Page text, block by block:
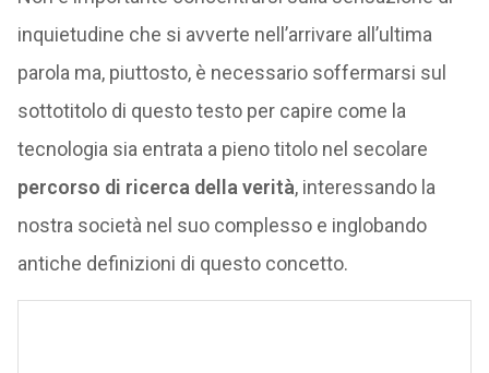
inquietudine che si avverte nell’arrivare all’ultima
parola ma, piuttosto, è necessario soffermarsi sul
sottotitolo di questo testo per capire come la
tecnologia sia entrata a pieno titolo nel secolare
percorso di ricerca della verità, interessando la
nostra società nel suo complesso e inglobando
antiche definizioni di questo concetto.